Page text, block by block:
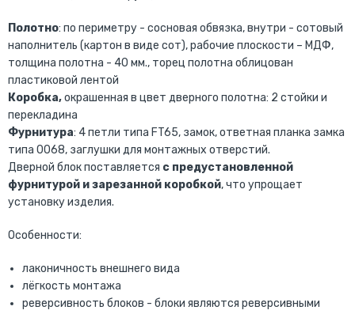
Полотно: по периметру - сосновая обвязка, внутри - сотовый
наполнитель (картон в виде сот), рабочие плоскости – МДФ,
толщина полотна - 40 мм., торец полотна облицован
пластиковой лентой
Коробка,окрашенная в цвет дверного полотна: 2 стойки и
перекладина
Фурнитура: 4 петли типа FT65, замок, ответная планка замка
типа 0068, заглушки для монтажных отверстий.
Дверной блок поставляется с предустановленной
фурнитурой и зарезанной коробкой, что упрощает
установку изделия.
Особенности:
лаконичность внешнего вида
лёгкость монтажа
реверсивность блоков - блоки являются реверсивными